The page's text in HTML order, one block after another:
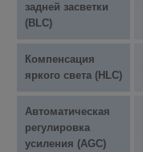
задней засветки
(BLC)
Компенсация
яркого света (HLC)
Автоматическая
регулировка
усиления (AGC)